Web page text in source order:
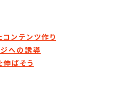
コンテンツ作り
への誘導
ばそう